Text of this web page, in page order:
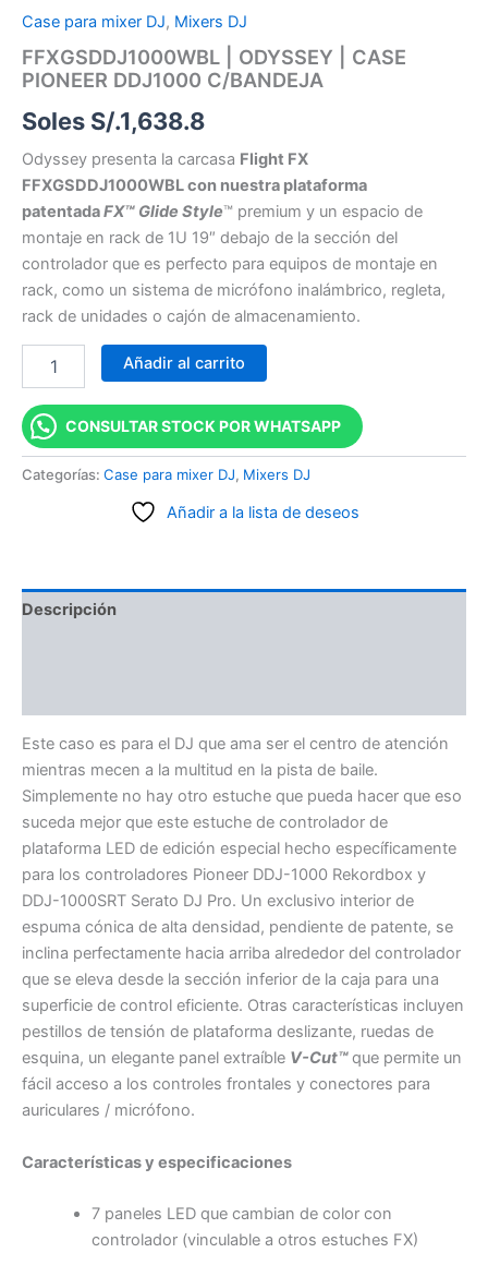
Case para mixer DJ, Mixers DJ
FFXGSDDJ1000WBL | ODYSSEY | CASE
PIONEER DDJ1000 C/BANDEJA
Soles S/.1,638.8
Odyssey presenta la carcasa Flight FX
FFXGSDDJ1000WBL con nuestra plataforma
patentadaFX™ Glide Style™ premium y un espacio de
montaje en rack de 1U 19″ debajo de la sección del
controlador que es perfecto para equipos de montaje en
rack, como un sistema de micrófono inalámbrico, regleta,
rack de unidades o cajón de almacenamiento.
Añadir al carrito
CONSULTAR STOCK POR WHATSAPP
Categorías: Case para mixer DJ, Mixers DJ
Añadir a la lista de deseos
Descripción
Este caso es para el DJ que ama ser el centro de atención
mientras mecen a la multitud en la pista de baile.
Simplemente no hay otro estuche que pueda hacer que eso
suceda mejor que este estuche de controlador de
plataforma LED de edición especial hecho específicamente
para los controladores Pioneer DDJ-1000 Rekordbox y
DDJ-1000SRT Serato DJ Pro. Un exclusivo interior de
espuma cónica de alta densidad, pendiente de patente, se
inclina perfectamente hacia arriba alrededor del controlador
que se eleva desde la sección inferior de la caja para una
superficie de control eficiente. Otras características incluyen
pestillos de tensión de plataforma deslizante, ruedas de
esquina, un elegante panel extraíble V-Cut™que permite un
fácil acceso a los controles frontales y conectores para
auriculares / micrófono.
Características y especificaciones
7 paneles LED que cambian de color con
controlador (vinculable a otros estuches FX)